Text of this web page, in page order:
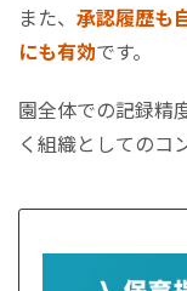
また、 承認履歴も
にも有効です。
園全体での記録精
く組織としてのコ